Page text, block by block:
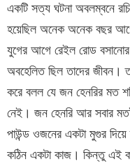
একটি সত্য ঘটনা অবলম্বনে
হয়েছিল অনেক অনেক বছর আগে
যুগের আগে রেইল রোড
অবহেলিত ছিল তাদের জীবন।
করে বলল যে জন হেনরির মত
নেই। জন হেনরি আর সবার
পাউন্ড ওজনের একটা মুগুর
কঠিন একটা কাজ। কিন্তু এই